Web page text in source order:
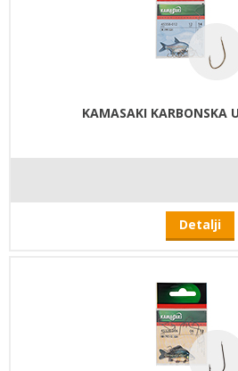
KAMASAKI KARBONSKA
Detalji